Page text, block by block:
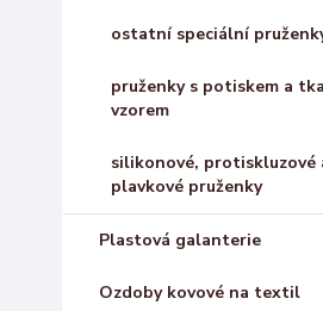
ostatní speciální
pruženky s potiskem a
vzorem
silikonové, protiskluzové
plavkové pruženky
Plastová galanterie
Ozdoby kovové na textil